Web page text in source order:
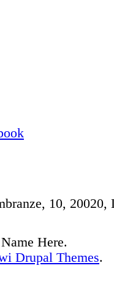
10,
Here.
Drupal Themes.